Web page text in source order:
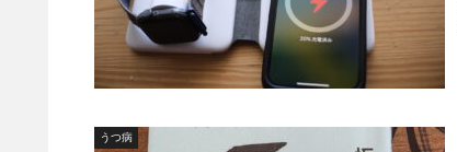
うつ病